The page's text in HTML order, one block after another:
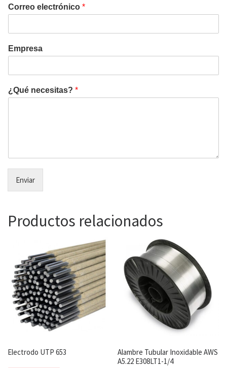
Correo electrónico *
Empresa
¿Qué necesitas? *
Enviar
Productos relacionados
Electrodo UTP 653
Alambre Tubular Inoxidable AWS
A5.22 E308LT1-1/4